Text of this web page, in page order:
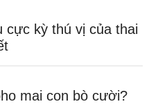
cực kỳ thú vị của thai
mai con bò cười?